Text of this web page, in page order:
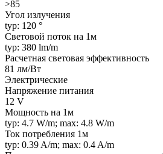
>85
Угол излучения
typ: 120 °
Световой поток на 1м
typ: 380 lm/m
Расчетная световая эффективность
81 лм/Вт
Электрические
Напряжение питания
12 V
Мощность на 1м
typ: 4.7 W/m; max: 4.8 W/m
Ток потребления 1м
typ: 0.39 A/m; max: 0.4 A/m